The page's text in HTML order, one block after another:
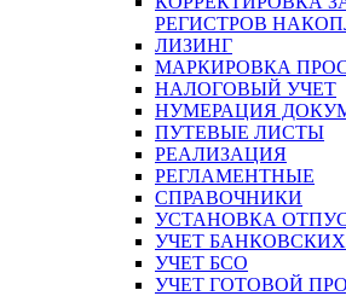
РЕГИСТРОВ
ЛИЗИНГ
МАРКИРОВКА
НАЛОГОВЫЙ УЧЕТ
НУМЕРАЦИЯ
ПУТЕВЫЕ ЛИСТЫ
РЕАЛИЗАЦИЯ
РЕГЛАМЕНТНЫЕ
СПРАВОЧНИКИ
УСТАНОВКА
УЧЕТ
УЧЕТ БСО
УЧЕТ ГОТОВОЙ